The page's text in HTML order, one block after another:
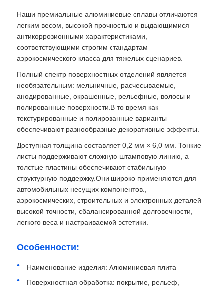
Продукты
Наши премиальные алюминиевые сплавы отличаются
легким весом, высокой прочностью и выдающимися
антикоррозионными характеристиками,
соответствующими строгим стандартам
аэрокосмического класса для тяжелых сценариев.
Полный спектр поверхностных отделений является
необязательным: мельничные, расчесываемые,
анодированные, окрашенные, рельефные, волосы и
полированные поверхности.В то время как
текстурированные и полированные варианты
обеспечивают разнообразные декоративные эффекты.
Доступная толщина составляет 0,2 мм × 6,0 мм. Тонкие
листы поддерживают сложную штамповую линию, а
толстые пластины обеспечивают стабильную
структурную поддержку.Они широко применяются для
автомобильных несущих компонентов.,
аэрокосмических, строительных и электронных деталей
высокой точности, сбалансированной долговечности,
легкого веса и настраиваемой эстетики.
Особенности:
Наименование изделия: Алюминиевая плита
Поверхностная обработка: покрытие, рельеф,